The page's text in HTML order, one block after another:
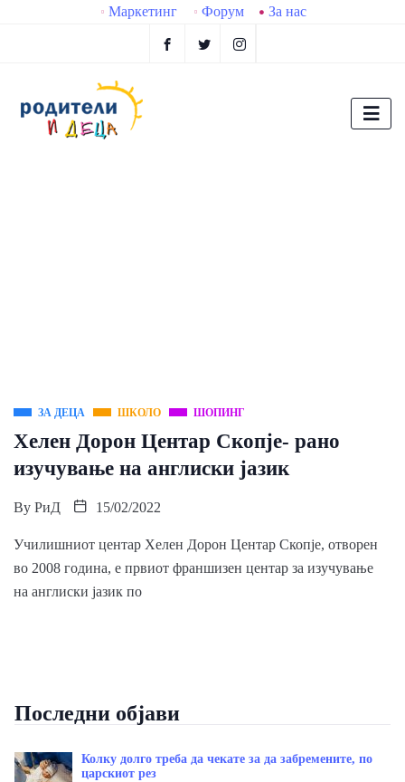
Маркетинг Форум За нас
ЗА ДЕЦА ШКОЛО ШОПИНГ
Хелен Дорон Центар Скопје- рано
изучување на англиски јазик
By РиД 15/02/2022
Училишниот центар Хелен Дорон Центар Скопје, отворен
во 2008 година, е првиот франшизен центар за изучување
на англиски јазик по
Последни објави
Колку долго треба да чекате за да забремените, по
царскиот рез